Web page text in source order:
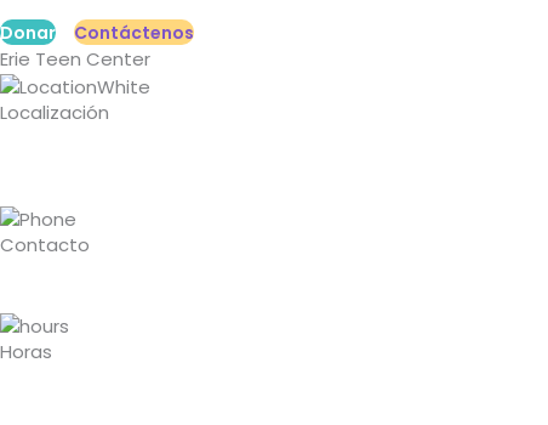
Donar Contáctenos
Erie Teen Center
Localización
Contacto
Horas